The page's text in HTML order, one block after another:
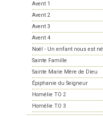
Avent 1
Avent 2
Avent 3
Avent 4
Noël - Un enfant nous est né
Sainte Famille
Sainte Marie Mère de Dieu
Épiphanie du Seigneur
Homélie TO 2
Homélie TO 3